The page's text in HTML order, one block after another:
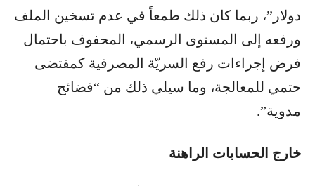
دولار”، ربما كان ذلك طمعاً في عدم تسخين الملف
ورفعه إلى المستوى الرسمي، المحفوف باحتمال
فرض إجراءات رفع السريّة المصرفية كمقتضى
حتمي للمعالجة، وما سيلي ذلك من “فضائح
مدوية”.
خارج الحسابات الراهنة